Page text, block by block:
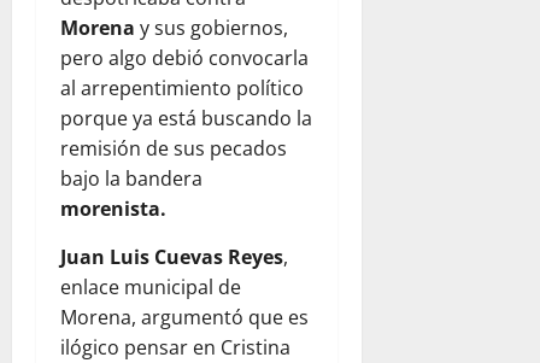
Morena y sus gobiernos,
pero algo debió convocarla
al arrepentimiento político
porque ya está buscando la
remisión de sus pecados
bajo la bandera
morenista.
Juan Luis Cuevas Reyes,
enlace municipal de
Morena, argumentó que es
ilógico pensar en Cristina